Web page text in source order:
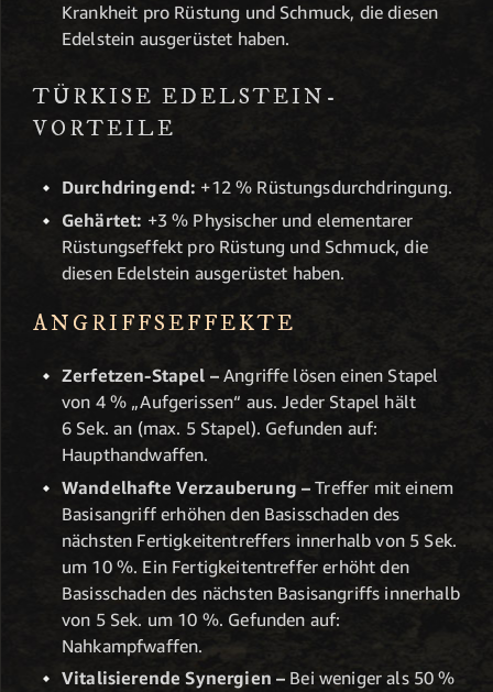
Krankheit pro Rüstung und Schmuck, die diesen
Edelstein ausgerüstet haben.
TÜRKISE EDELSTEIN-
VORTEILE
Durchdringend: +12 % Rüstungsdurchdringung.
Gehärtet: +3 % Physischer und elementarer
Rüstungseffekt pro Rüstung und Schmuck, die
diesen Edelstein ausgerüstet haben.
ANGRIFFSEFFEKTE
Zerfetzen-Stapel –Angriffe lösen einen Stapel
von 4 % „Aufgerissen“ aus. Jeder Stapel hält
6 Sek. an (max. 5 Stapel). Gefunden auf:
Haupthandwaffen.
Wandelhafte Verzauberung – Treffer mit einem
Basisangriff erhöhen den Basisschaden des
nächsten Fertigkeitentreffers innerhalb von 5 Sek.
um 10 %. Ein Fertigkeitentreffer erhöht den
Basisschaden des nächsten Basisangriffs innerhalb
von 5 Sek. um 10 %. Gefunden auf:
Nahkampfwaffen.
Vitalisierende Synergien – Bei weniger als 50 %